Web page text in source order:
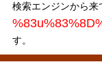
検索エンジンから来
す。